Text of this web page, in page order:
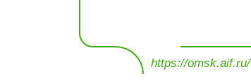
https://omsk.aif.ru/